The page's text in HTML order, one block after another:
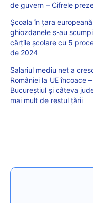
de guvern – Cifrele
Școala în țara
ghiozdanele s-au
cărțile școlare cu 5
de 2024
Salariul mediu net a
României la UE încoace
Bucureștiul și câteva
mai mult de restul țării